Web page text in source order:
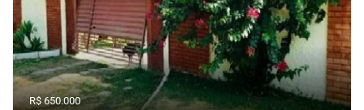
R$ 650.000